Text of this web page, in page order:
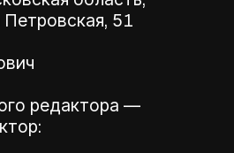
51
редактора —